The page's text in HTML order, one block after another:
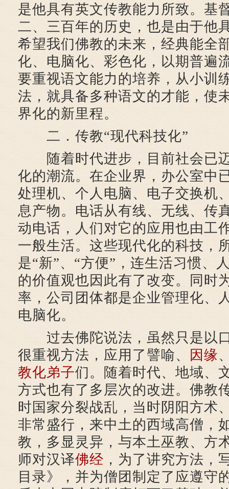
是他具有英文传教能力所致。基
二、三百年的历史，也是由于他
希望我们佛教的未来，经典能全
化、电脑化、彩色化，以期普遍
要重视语文能力的培养，从小训
法，就具备多种语文的才能，使
界化的新里程。
二．传教“现代科技化”
随着时代进步，目前社会已
化的潮流。在企业界，办公室中
处理机、个人电脑、电子交换机
息产物。电话从有线、无线、传
动电话，人们对它的应用也由工
一般生活。这些现代化的科技，
是“新”、“方便”，连生活习惯、
的价值观也因此有了改变。同时
率，公司团体都是企业管理化、
电脑化。
过去佛陀说法，虽然只是以
很重视方法，应用了譬喻、
因缘
教化弟子们。随着时代、地域、
方式也有了多层次的改进。佛教
时国家分裂战乱，当时阴阳方术
非常盛行，来中土的西域高僧，
教，多显灵异，与本土巫教、方
师对汉译佛经 ，为了讲究方法，
目录》，并为僧团制定了应遵守